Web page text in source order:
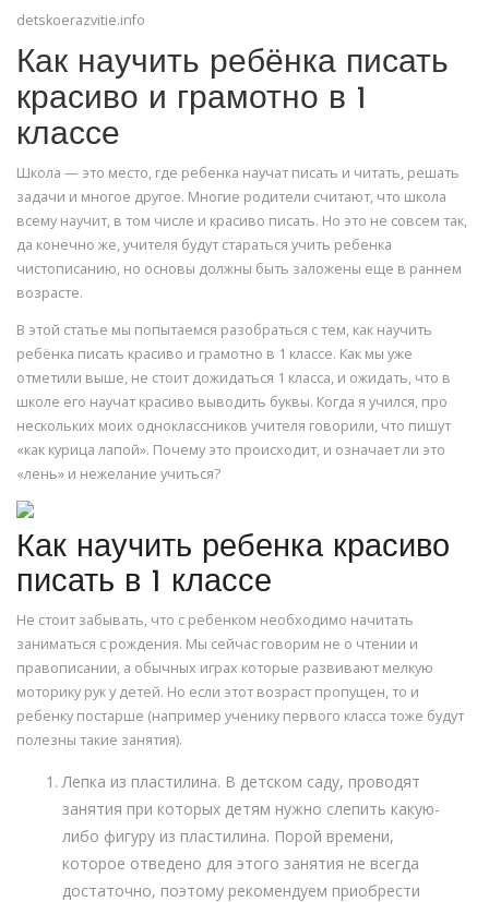
detskoerazvitie.info
Как научить ребёнка писать
красиво и грамотно в 1
классе
Школа — это место, где ребенка научат писать и читать, решать
задачи и многое другое. Многие родители считают, что школа
всему научит, в том числе и красиво писать. Но это не совсем так,
да конечно же, учителя будут стараться учить ребенка
чистописанию, но основы должны быть заложены еще в раннем
возрасте.
В этой статье мы попытаемся разобраться с тем, как научить
ребёнка писать красиво и грамотно в 1 классе. Как мы уже
отметили выше, не стоит дожидаться 1 класса, и ожидать, что в
школе его научат красиво выводить буквы. Когда я учился, про
нескольких моих одноклассников учителя говорили, что пишут
«как курица лапой». Почему это происходит, и означает ли это
«лень» и нежелание учиться?
Как научить ребенка красиво
писать в 1 классе
Не стоит забывать, что с ребенком необходимо начитать
заниматься с рождения. Мы сейчас говорим не о чтении и
правописании, а обычных играх которые развивают мелкую
моторику рук у детей. Но если этот возраст пропущен, то и
ребенку постарше (например ученику первого класса тоже будут
полезны такие занятия).
Лепка из пластилина. В детском саду, проводят
занятия при которых детям нужно слепить какую-
либо фигуру из пластилина. Порой времени,
которое отведено для этого занятия не всегда
достаточно, поэтому рекомендуем приобрести